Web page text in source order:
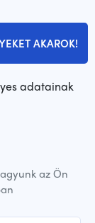
AKAROK!
adatainak
az Ön